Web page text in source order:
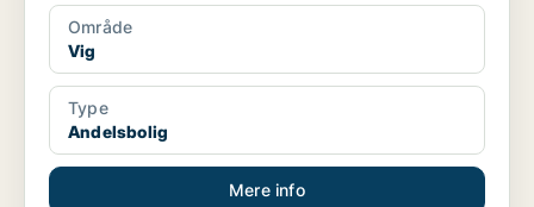
Område
Vig
Type
Andelsbolig
Mere info